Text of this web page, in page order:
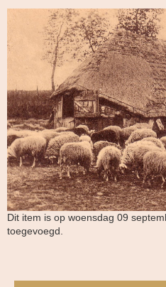
Dit item is op woensdag 09
toegevoegd.